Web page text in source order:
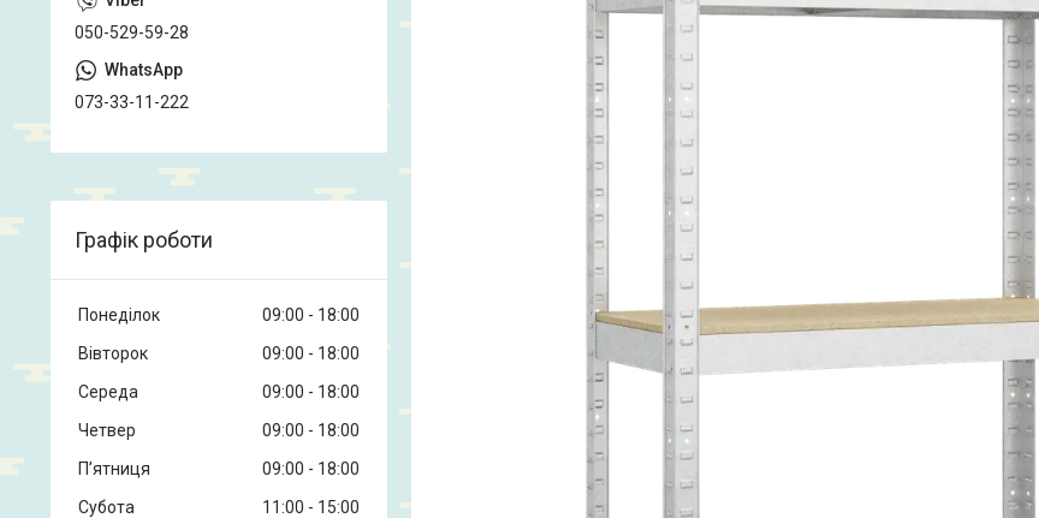
050-529-59-28
073-33-11-222
Графік роботи
Понеділок 09:00
18:00
Вівторок
09:00
18:00
Середа
09:00
18:00
Четвер
09:00
18:00
Пʼятниця
09:00
18:00
Субота
11:00
15:00